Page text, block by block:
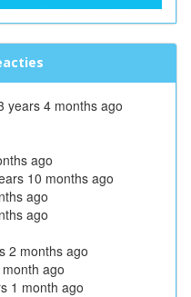
years 4 months ago
ago
10 months ago
ago
ago
2 months ago
ago
1 month ago